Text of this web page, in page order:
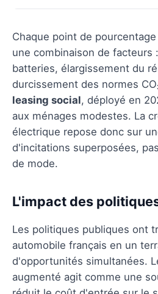
Chaque point de
une combinaison de facteurs
batteries, élargissement du
durcissement des normes
leasing social, déployé en
aux ménages modestes. La
électrique repose donc sur
d'incitations superposées,
de mode.
L'impact des
Les politiques publiques ont
automobile français en un
d'opportunités simultanées.
augmenté agit comme une